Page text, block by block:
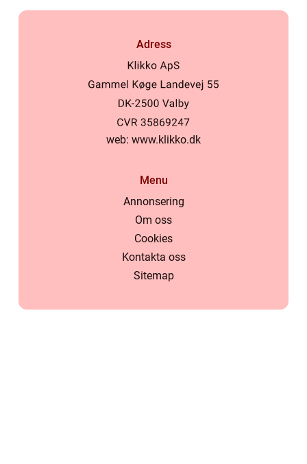
Adress
web: www.klikko.dk
Menu
Annonsering
Om oss
Cookies
Kontakta oss
Sitemap